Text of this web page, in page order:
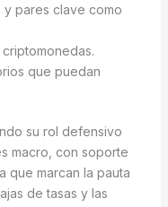
pares clave como
que puedan
su rol defensivo
macro, con soporte
que marcan la pauta
de tasas y las